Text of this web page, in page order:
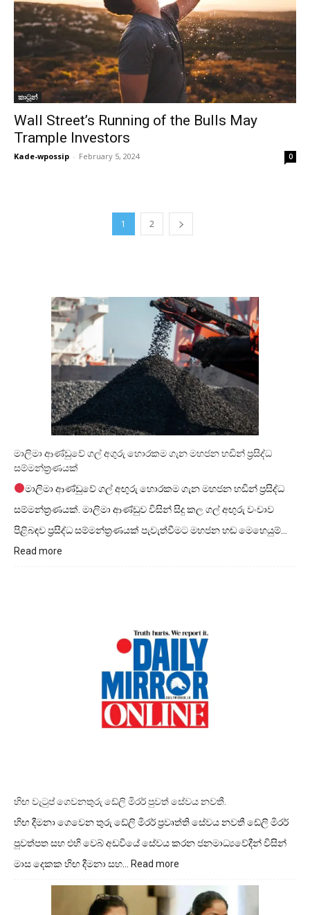
කාටූන්
Wall Street’s Running of the Bulls May
Trample Investors
Kade-wpossip - February 5, 2024 0
1 2
මාලිමා ආණ්ඩුවේ ගල් අගුරු හොරකම ගැන මහජන හඩින් ප්‍රසිද්ධ
සම්මන්ත්‍රණයක්
මාලිමා ආණ්ඩුවේ ගල් අඟුරු හොරකම ගැන මහජන හඩින් ප්‍රසිද්ධ
සම්මන්ත්‍රණයක්. මාලිමා ආණ්ඩුව විසින් සිදු කල ගල් අඟුරු වංචාව
පිළිබඳව ප්‍රසිද්ධ සම්මන්ත්‍රණයක් පැවැත්වීමට මහජන හඬ මෙහෙයුම්…
Read more
සම්මන්ත්‍රණයක්
හිඟ වැටුප් ගෙවනතුරු ඩේලි මිරර් පුවත් සේවය නවතී.
හිඟ දීමනා ගෙවෙන තුරු ඩේලි මිරර් ප්‍රවෘත්ති සේවය නවතී ඩේලි මිරර්
පුවත්පත සහ එහි වෙබ් අඩවියේ සේවය කරන ජනමාධ්‍යවේදීන් විසින්
මාස දෙකක හිඟ දීමනා සහ… Read more
වැටුප්
ගෙවනතුරු